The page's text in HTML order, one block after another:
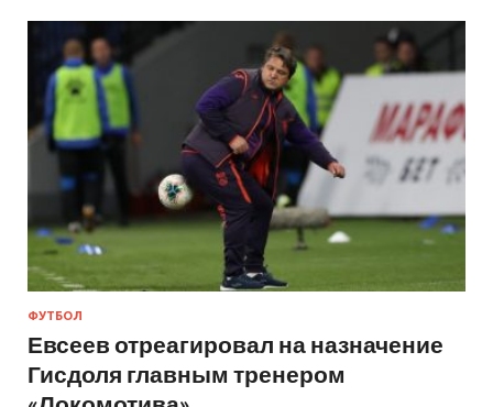
ФУТБОЛ
Евсеев отреагировал на назначение
Гисдоля главным тренером